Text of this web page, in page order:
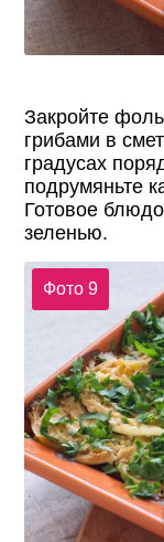
Закройте
грибами в
градусах
подрумяньте
Готовое
зеленью.
Фото 9